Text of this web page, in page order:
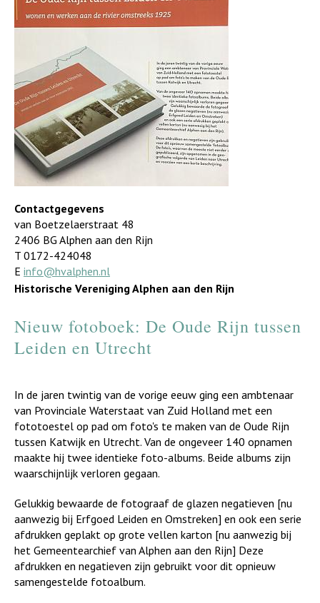
Contactgegevens
van Boetzelaerstraat 48
2406 BG Alphen aan den Rijn
T 0172-424048
E info@hvalphen.nl
Historische Vereniging Alphen aan den Rijn
Nieuw fotoboek: De Oude Rijn tussen
Leiden en Utrecht
In de jaren twintig van de vorige eeuw ging een ambtenaar
van Provinciale Waterstaat van Zuid Holland met een
fototoestel op pad om foto's te maken van de Oude Rijn
tussen Katwijk en Utrecht. Van de ongeveer 140 opnamen
maakte hij twee identieke foto-albums. Beide albums zijn
waarschijnlijk verloren gegaan.
Gelukkig bewaarde de fotograaf de glazen negatieven [nu
aanwezig bij Erfgoed Leiden en Omstreken] en ook een serie
afdrukken geplakt op grote vellen karton [nu aanwezig bij
het Gemeentearchief van Alphen aan den Rijn] Deze
afdrukken en negatieven zijn gebruikt voor dit opnieuw
samengestelde fotoalbum.